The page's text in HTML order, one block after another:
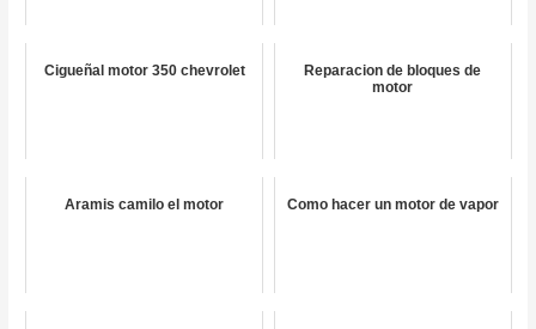
Cigueñal motor 350 chevrolet
Reparacion de bloques de
motor
Aramis camilo el motor Como hacer un motor de vapor